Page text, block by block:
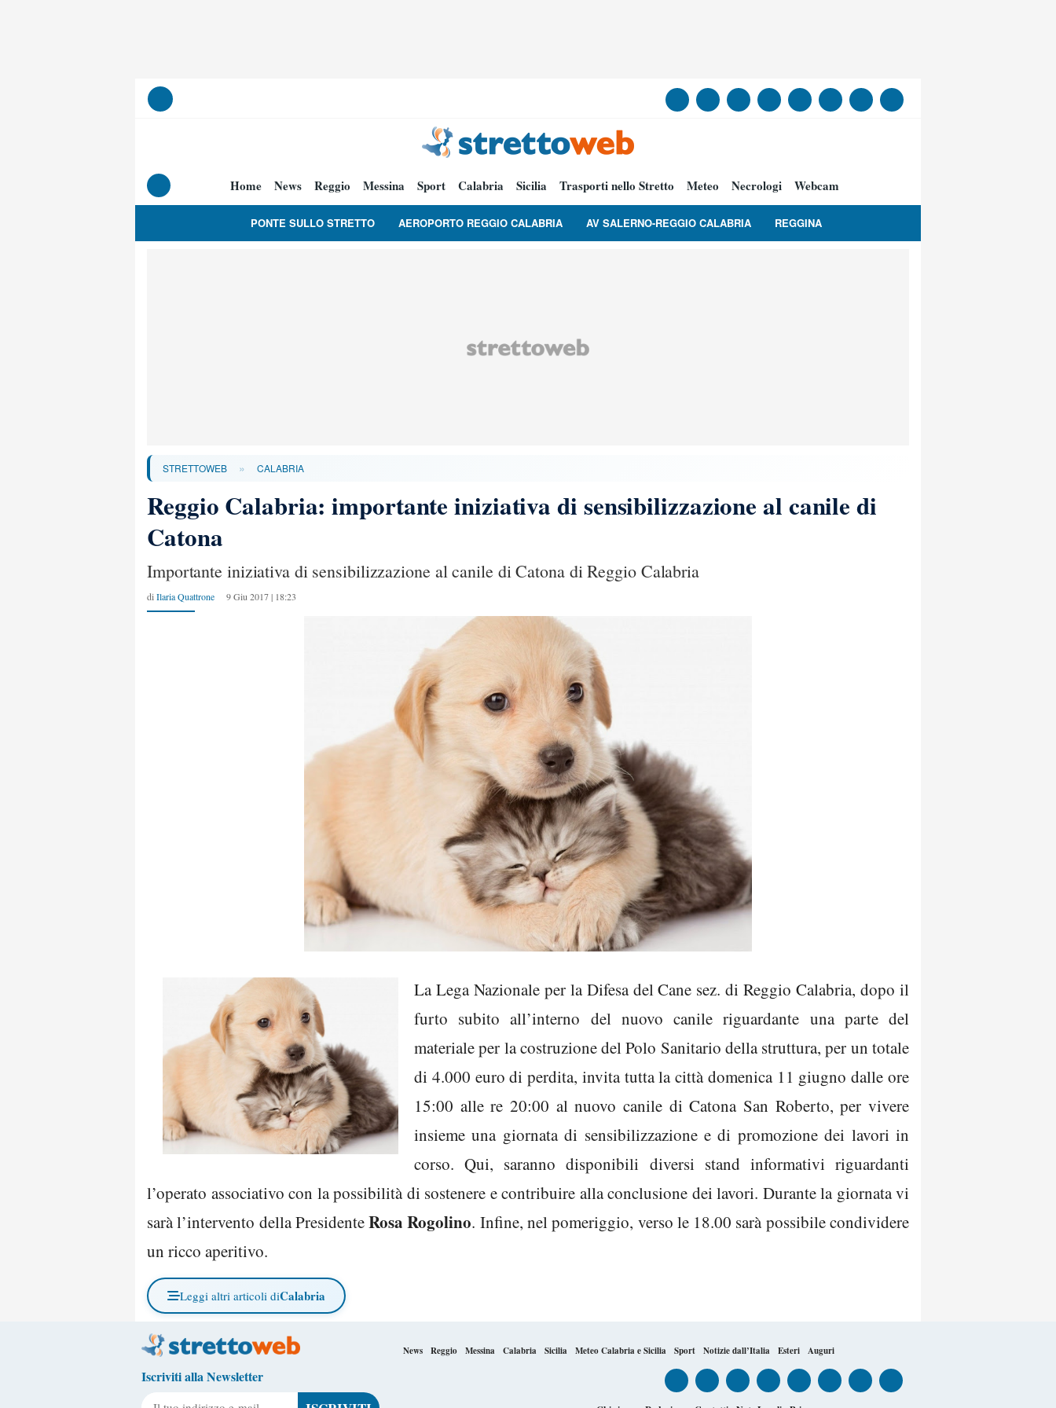
Home News Reggio Messina Sport Calabria Sicilia Trasporti nello Stretto Meteo Necrologi Webcam
PONTE SULLO STRETTO AEROPORTO REGGIO CALABRIA AV SALERNO-REGGIO CALABRIA REGGINA
STRETTOWEB » CALABRIA
Reggio Calabria: importante iniziativa di sensibilizzazione al canile di
Catona
Importante iniziativa di sensibilizzazione al canile di Catona di Reggio Calabria
di Ilaria Quattrone 9 Giu 2017 | 18:23
La Lega Nazionale per la Difesa del Cane sez. di Reggio Calabria, dopo il
furto subito all’interno del nuovo canile riguardante una parte del
materiale per la costruzione del Polo Sanitario della struttura, per un totale
di 4.000 euro di perdita, invita tutta la città domenica 11 giugno dalle ore
15:00 alle re 20:00 al nuovo canile di Catona San Roberto, per vivere
insieme una giornata di sensibilizzazione e di promozione dei lavori in
corso. Qui, saranno disponibili diversi stand informativi riguardanti
l’operato associativo con la possibilità di sostenere e contribuire alla conclusione dei lavori. Durante la giornata vi
sarà l’intervento della PresidenteRosa Rogolino. Infine, nel pomeriggio, verso le 18.00 sarà possibile condividere
un ricco aperitivo.
Leggi altri articoli diCalabria
News Reggio Messina Calabria Sicilia Meteo Calabria e Sicilia Sport Notizie dall’Italia Esteri Auguri
Iscriviti alla Newsletter